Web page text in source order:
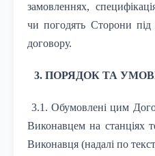
замовленнях,
чи погодять Сторони під
договору.
3. ПОРЯДОК ТА
3.1. Обумовлені цим
Виконавцем на станціях
Виконавця (надалі по